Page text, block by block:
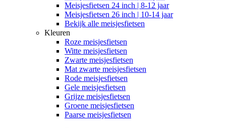
Meisjesfietsen 24 inch | 8-12 jaar
Meisjesfietsen 26 inch | 10-14 jaar
Bekijk alle meisjesfietsen
Kleuren
Roze meisjesfietsen
Witte meisjesfietsen
Zwarte meisjesfietsen
Mat zwarte meisjesfietsen
Rode meisjesfietsen
Gele meisjesfietsen
Grijze meisjesfietsen
Groene meisjesfietsen
Paarse meisjesfietsen